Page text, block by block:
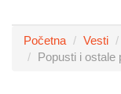
Početna Vesti
Popusti i ostale